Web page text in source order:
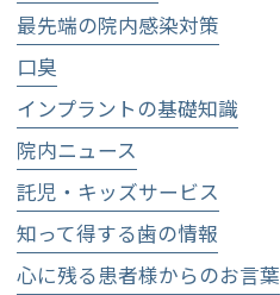
最先端の院内感染対策
口臭
インプラントの基礎知識
院内ニュース
託児・キッズサービス
知って得する歯の情報
心に残る患者様からのお言葉